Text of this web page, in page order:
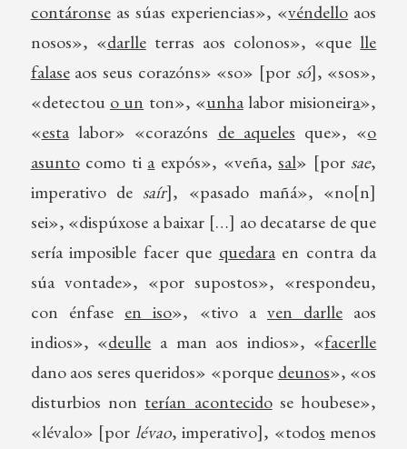
contáronseas súas experiencias», «véndello aos
nosos», «darlleterras aos colonos», «que lle
falaseaos seus corazóns» «so» [por só], «sos»,
«detectou o un ton», «unhalabor misioneira»,
«estalabor» «corazóns de aqueles que», «o
asuntocomo ti a expós», «veña,sal» [por sae,
imperativo de saír], «pasado mañá», «no[n]
sei», «dispúxose a baixar […] ao decatarse de que
sería imposible facer que quedaraen contra da
súa vontade», «por supostos», «respondeu,
con énfase en iso», «tivo a ven darlle aos
indios», «deulle a man aos indios», «facerlle
dano aos seres queridos» «porque deunos», «os
disturbios non terían acontecidose houbese»,
«lévalo» [por lévao, imperativo], «todos menos